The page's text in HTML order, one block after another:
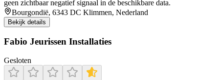
geen zichtbaar negatief signaal in de beschikbare data.
Bourgondië, 6343 DC Klimmen, Nederland
Bekijk details
Fabio Jeurissen Installaties
Gesloten